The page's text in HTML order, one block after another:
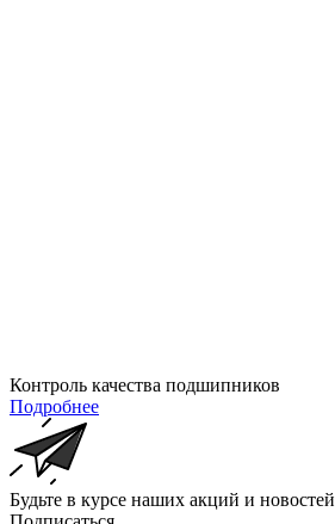
Контроль качества подшипников
Подробнее
Будьте в курсе наших акций и новостей